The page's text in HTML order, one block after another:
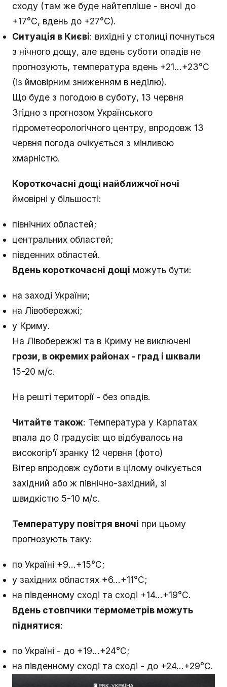
сходу (там же буде найтепліше - вночі до
+17°С, вдень до +27°С).
Ситуація в Києві: вихідні у столиці почнуться
з нічного дощу, але вдень суботи опадів не
прогнозують, температура вдень +21...+23°С
(із ймовірним зниженням в неділю).
Що буде з погодою в суботу, 13 червня
Згідно з прогнозом Українського
гідрометеорологічного центру, впродовж 13
червня погода очікується з мінливою
хмарністю.
Короткочасні дощі найближчої ночі
ймовірні у більшості:
північних областей;
центральних областей;
південних областей.
Вдень короткочасні дощі можуть бути:
на заході України;
на Лівобережжі;
у Криму.
На Лівобережжі та в Криму не виключені
грози, в окремих районах - град і шквали
15-20 м/с.
На решті території - без опадів.
Читайте також: Температура у Карпатах
впала до 0 градусів: що відбувалось на
високогір'ї зранку 12 червня (фото)
Вітер впродовж суботи в цілому очікується
західний або ж північно-західний, зі
швидкістю 5-10 м/с.
Температуру повітря вночі при цьому
прогнозують таку:
по Україні +9...+15°С;
у західних областях +6...+11°С;
на південному сході та сході +14...+19°С.
Вдень стовпчики термометрів можуть
піднятися:
по Україні - до +19...+24°С;
на південному сході та сході - до +24...+29°С.